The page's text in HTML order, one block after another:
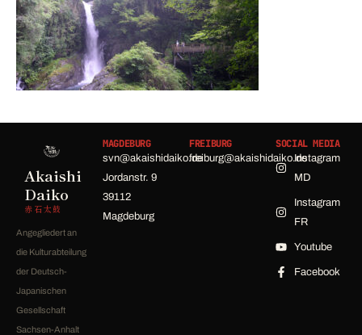
Akaishi
Daiko
赤石太鼓
Angegliedert an
die Kulturabteilung
der Deutsch-
Japanischen
Gesellschaft
Sachsen-Anhalt
MAGDEBURG
svn@akaishidaiko.de
Jordanstr. 9
39112
Magdeburg
FREIBURG
freiburg@akaishidaiko.de
SOCIAL MEDIA
Instagram
MD
Instagram
FR
Youtube
Facebook